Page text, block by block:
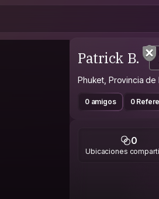
Patrick B.
Phuket, Provincia de
0 amigos 0
0
Ubicaciones